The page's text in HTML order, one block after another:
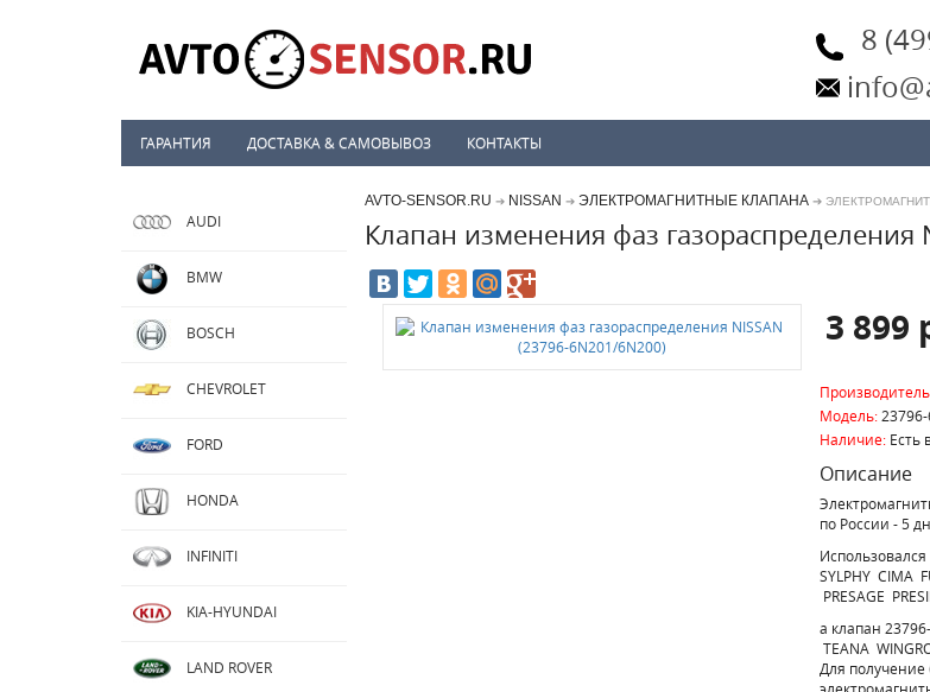
8
ГАРАНТИЯ ДОСТАВКА & САМОВЫВОЗ КОНТАКТЫ
AUDI
BMW
BOSCH
CHEVROLET
FORD
HONDA
INFINITI
KIA-HYUNDAI
LAND ROVER
AVTO-SENSOR.RU ➔ NISSAN ➔ ЭЛЕКТРОМАГНИТНЫЕ КЛАПАНА ➔
Клапан изменения фаз газораспределения
3 899
Модель:
Наличие: Есть
Описание
по России - 5
SYLPHY CIMA
PRESAGE
а клапан
TEANA
Для